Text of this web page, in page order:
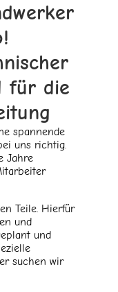
für die
spannende
uns richtig.
Jahre
Teile. Hierfür
und
und
suchen wir